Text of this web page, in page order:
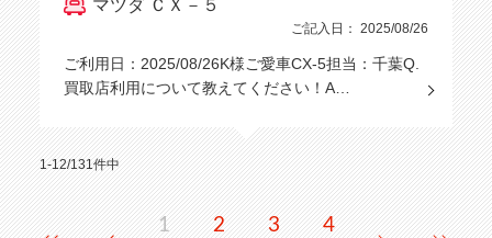
マツダ ＣＸ－５
ご記入日： 2025/08/26
ご利用日：2025/08/26K様ご愛車CX-5担当：千葉Q.
買取店利用について教えてください！A…
1-12/131件中
1 2 3
4